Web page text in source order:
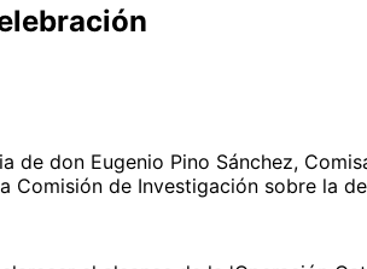
don Eugenio Pino Sánchez,
de Investigación sobre la